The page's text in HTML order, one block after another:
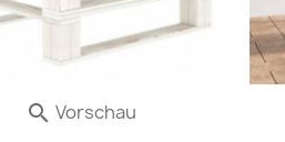
 Vorschau